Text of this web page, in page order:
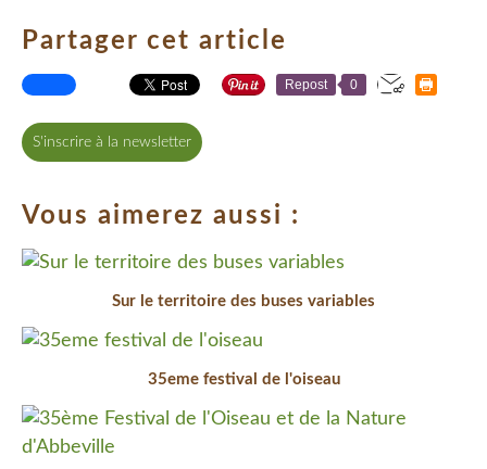
Partager cet article
Repost 0
S'inscrire à la newsletter
Vous aimerez aussi :
Sur le territoire des buses variables
35eme festival de l'oiseau